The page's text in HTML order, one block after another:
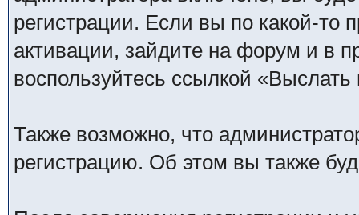
регистрации. Если вы по какой-то
активации, зайдите на форум и в
воспользуйтесь ссылкой
Также возможно, что
регистрацию. Об этом вы также